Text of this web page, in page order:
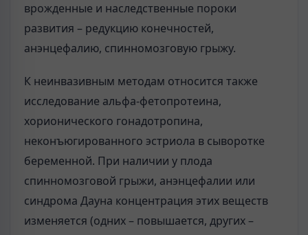
врожденные и наследственные пороки
развития – редукцию конечностей,
анэнцефалию, спинномозговую грыжу.
К неинвазивным методам относится также
исследование альфа-фетопротеина,
хорионического гонадотропина,
неконъюгированного эстриола в сыворотке
беременной. При наличии у плода
спинномозговой грыжи, анэнцефалии или
синдрома Дауна концентрация этих веществ
изменяется (одних – повышается, других –